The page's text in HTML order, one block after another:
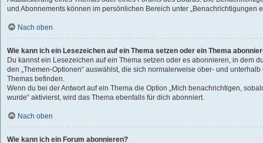
und Abonnements können im persönlichen Bereich unter „Benachrichtigungen
Nach oben
Wie kann ich ein Lesezeichen auf ein Thema setzen oder ein Thema
Du kannst ein Lesezeichen auf ein Thema setzen oder es abonnieren, in dem
den „Themen-Optionen“ auswählst, die sich normalerweise ober- und
Themas befinden.
Wenn du bei der Antwort auf ein Thema die Option „Mich benachrichtigen,
wurde“ aktivierst, wird das Thema ebenfalls für dich abonniert.
Nach oben
Wie kann ich ein Forum abonnieren?